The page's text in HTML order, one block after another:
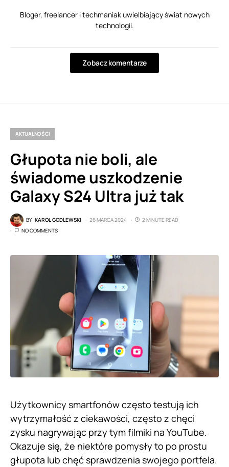
Bloger, freelancer i techmaniak uwielbiający świat nowych
technologii.
Zobacz komentarze
AKTUALNOŚCI
Głupota nie boli, ale
świadome uszkodzenie
Galaxy S24 Ultra już tak
BY KAROL GODLEWSKI 26 MARCA 2024
2 MINUTE READ
NO COMMENTS
Użytkownicy smartfonów często testują ich
wytrzymałość z ciekawości, często z chęci
zysku nagrywając przy tym filmiki na YouTube.
Okazuje się, że niektóre pomysły to po prostu
głupota lub chęć sprawdzenia swojego portfela.